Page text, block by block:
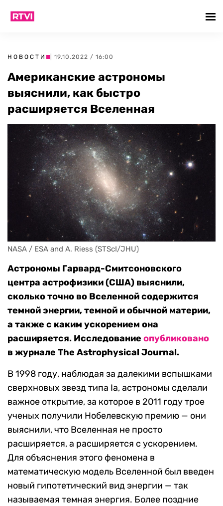
НОВОСТИ | 19.10.2022 / 16:00
Американские астрономы
выяснили, как быстро
расширяется Вселенная
NASA / ESA and A. Riess (STScI/JHU)
Астрономы Гарвард-Смитсоновского
центра астрофизики (США) выяснили,
сколько точно во Вселенной содержится
темной энергии, темной и обычной материи,
а также с каким ускорением она
расширяется. Исследование опубликовано
в журнале The Astrophysical Journal.
В 1998 году, наблюдая за далекими вспышками
сверхновых звезд типа Iа, астрономы сделали
важное открытие, за которое в 2011 году трое
ученых получили Нобелевскую премию — они
выяснили, что Вселенная не просто
расширяется, а расширяется с ускорением.
Для объяснения этого феномена в
математическую модель Вселенной был введен
новый гипотетический вид энергии — так
называемая темная энергия. Более поздние